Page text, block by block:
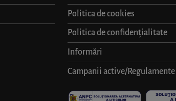
Politica de cookies
Politica de confidențialitate
Informări
Campanii active/Regulamente